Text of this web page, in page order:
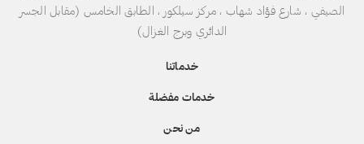
الصيفي ، شارع فؤاد شهاب ، مركز سيلكور ، الطابق الخامس (مقابل الجسر
الدائري وبرج الغزال)
خدماتنا
خدمات مفضلة
من نحن